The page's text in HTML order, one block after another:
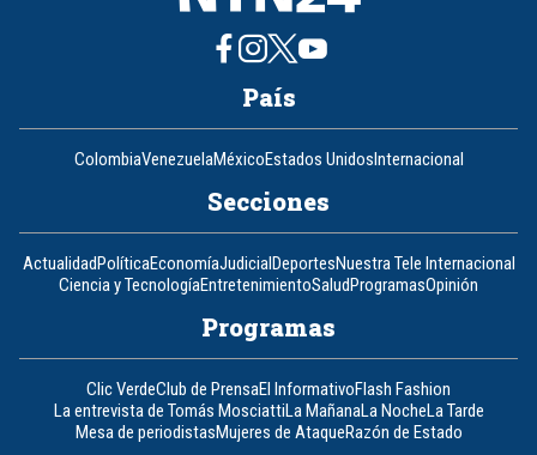
País
ColombiaVenezuelaMéxicoEstados UnidosInternacional
Secciones
ActualidadPolíticaEconomíaJudicialDeportesNuestra Tele Internacional
Ciencia y TecnologíaEntretenimientoSaludProgramasOpinión
Programas
Clic VerdeClub de PrensaEl InformativoFlash Fashion
La entrevista de Tomás MosciattiLa MañanaLa NocheLa Tarde
Mesa de periodistasMujeres de AtaqueRazón de Estado